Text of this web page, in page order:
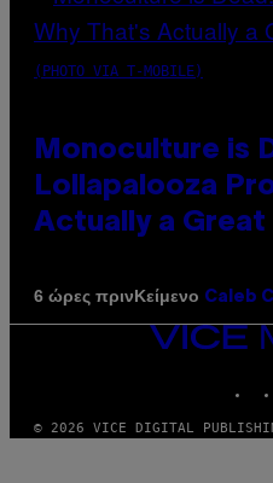
(PHOTO VIA T-MOBILE)
Monoculture is
Lollapalooza
Actually a Great
6 ώρες πρινΚείμενο Caleb
VICE
MEDIA
© 2026 VICE DIGITAL